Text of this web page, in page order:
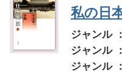
私の日
ジャンル
ジャンル
ジャンル